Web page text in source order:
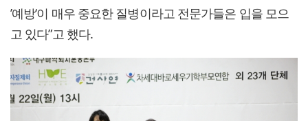
’예방‘이 매우 중요한 질병이라고 전문가들은 입을 모으
고 있다”고 했다.